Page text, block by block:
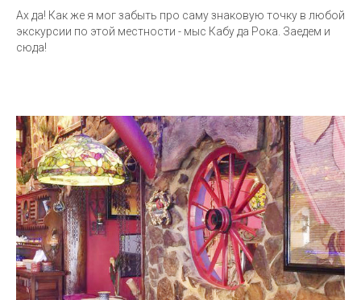
Ах да! Как же я мог забыть про саму знаковую точку в любой
экскурсии по этой местности - мыс Кабу да Рока. Заедем и
сюда!